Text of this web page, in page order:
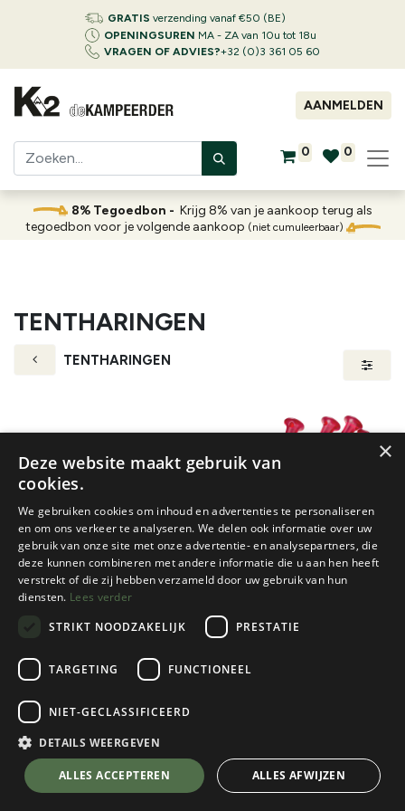
GRATIS verzending vanaf €50 (BE)
OPENINGSUREN MA - ZA van 10u tot 18u
VRAGEN OF ADVIES?+32 (0)3 361 05 60
AANMELDEN
0 0
8% Tegoedbon - Krijg 8% van je aankoop terug als
tegoedbon voor je volgende aankoop (niet cumuleerbaar)
TENTHARINGEN
TENTHARINGEN
Nemo
SWEEPSTAKE (6-PACK)
€29,95
MSR
STAKES)
€48,95
×
Deze website maakt gebruik van
cookies.
We gebruiken cookies om inhoud en advertenties te personaliseren
en om ons verkeer te analyseren. We delen ook informatie over uw
gebruik van onze site met onze advertentie- en analysepartners, die
deze kunnen combineren met andere informatie die u aan hen heeft
verstrekt of die zij hebben verzameld door uw gebruik van hun
diensten. Lees verder
STRIKT NOODZAKELIJK
PRESTATIE
TARGETING FUNCTIONEEL
NIET-GECLASSIFICEERD
DETAILS WEERGEVEN
ALLES ACCEPTEREN ALLES AFWIJZEN